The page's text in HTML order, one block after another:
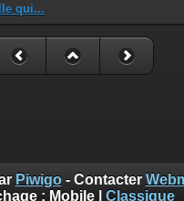
qui...
Piwigo- Contacter
: Mobile Classique